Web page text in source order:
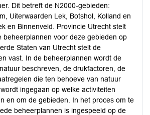
Dit betreft de N2000-gebieden:
Uiterwaarden Lek, Botshol, Kolland en
en Binnenveld. Provincie Utrecht stelt
beheerplannen voor deze gebieden op
Staten van Utrecht stelt de
vast. In de beheerplannen wordt de
beschreven, de drukfactoren, de
die ten behoeve van natuur
ingegaan op welke activiteiten
en om de gebieden. In het proces om te
beheerplannen is ingespeeld op de